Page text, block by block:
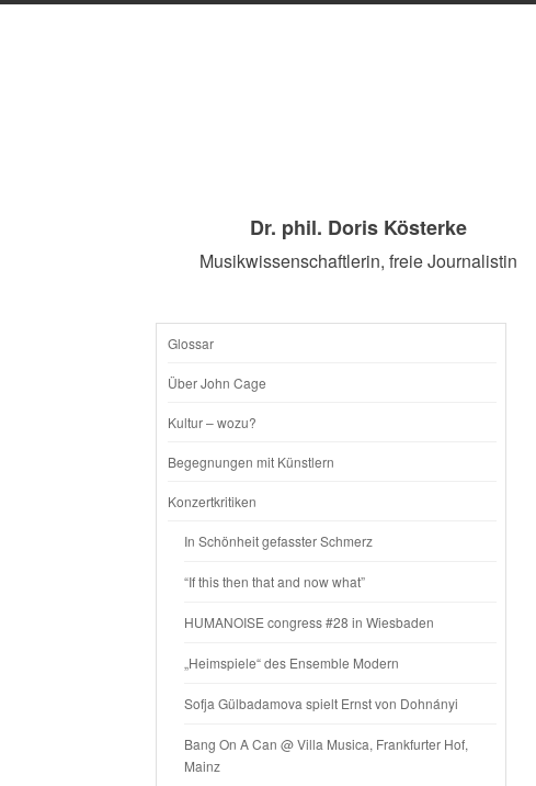
Dr. phil. Doris Kösterke
Musikwissenschaftlerin, freie Journalistin
SKIP
CONTENT
Glossar
Über John Cage
Kultur – wozu?
Begegnungen mit Künstlern
Konzertkritiken
In Schönheit gefasster Schmerz
“If this then that and now what”
HUMANOISE congress #28 in Wiesbaden
„Heimspiele“ des Ensemble Modern
Sofja Gülbadamova spielt Ernst von Dohnányi
Bang On A Can @ Villa Musica, Frankfurter Hof,
Mainz